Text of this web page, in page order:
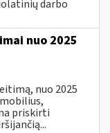
darbo
nuo 2025
nuo 2025
priskirti